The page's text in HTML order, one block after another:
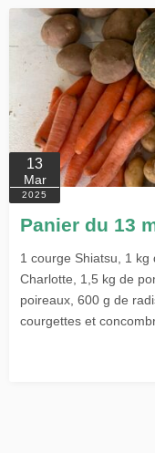
13
Mar
2025
Panier du 13
1 courge Shiatsu, 1
Charlotte, 1,5 kg de
poireaux, 600 g de
courgettes et